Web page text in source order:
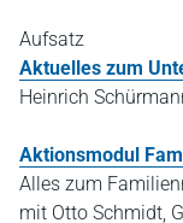
Aufsatz
Aktuelles zum
Heinrich
Aktionsmodul
Alles zum
mit Otto Schmidt,